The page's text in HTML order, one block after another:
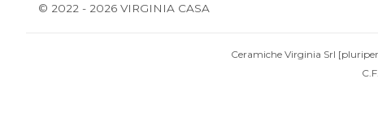
© 2022 - 2026 VIRGINIA CASA
Ceramiche Virginia Srl